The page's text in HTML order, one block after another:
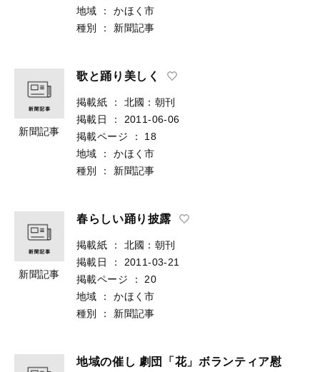
地域
：
かほく市
種別
： 新聞記事
新聞記事
歌と踊り美しく
掲載紙 ：
北國：朝刊
掲載日
：
2011-06-06
掲載ページ
：
18
地域
：
かほく市
種別
： 新聞記事
新聞記事
春らしい踊り披露
掲載紙 ：
北國：朝刊
掲載日
：
2011-03-21
掲載ページ
：
20
地域
：
かほく市
種別
： 新聞記事
地域の催し 劇団「花」ボランティア慰